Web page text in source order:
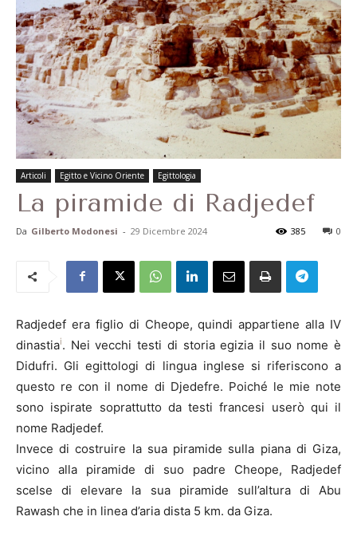
Articoli Egitto e Vicino Oriente Egittologia
La piramide di Radjedef
Da Gilberto Modonesi - 29 Dicembre 2024 0
385
Radjedef era figlio di Cheope, quindi appartiene alla IV
dinastiai. Nei vecchi testi di storia egizia il suo nome è
Didufri. Gli egittologi di lingua inglese si riferiscono a
questo re con il nome di Djedefre. Poiché le mie note
sono ispirate soprattutto da testi francesi userò qui il
nome Radjedef.
Invece di costruire la sua piramide sulla piana di Giza,
vicino alla piramide di suo padre Cheope, Radjedef
scelse di elevare la sua piramide sull’altura di Abu
Rawash che in linea d’aria dista 5 km. da Giza.